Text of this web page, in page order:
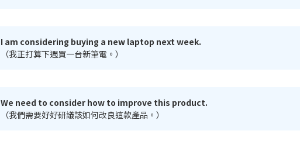
I am considering buying a new laptop next week.
（我正打算下週買一台新筆電。）
We need to consider how to improve this product.
（我們需要好好研議該如何改良這款產品。）